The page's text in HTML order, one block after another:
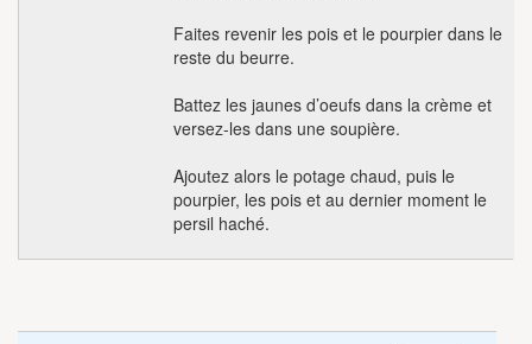
Faites revenir les pois et le pourpier dans le
reste du beurre.
Battez les jaunes d’oeufs dans la crème et
versez-les dans une soupière.
Ajoutez alors le potage chaud, puis le
pourpier, les pois et au dernier moment le
persil haché.